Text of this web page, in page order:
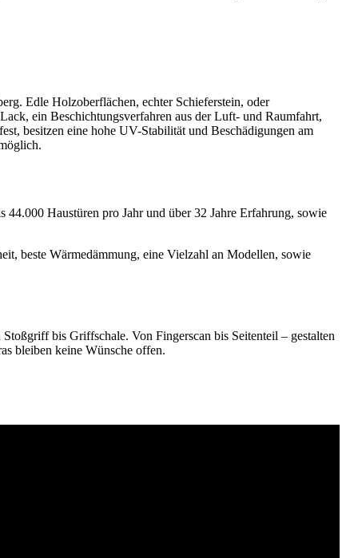
Edle Holzoberflächen, echter Schieferstein, oder
ein Beschichtungsverfahren aus der Luft- und Raumfahrt,
besitzen eine hohe UV-Stabilität und Beschädigungen am
Haustüren pro Jahr und über 32 Jahre Erfahrung, sowie
beste Wärmedämmung, eine Vielzahl an Modellen, sowie
bis Griffschale. Von Fingerscan bis Seitenteil – gestalten
bleiben keine Wünsche offen.